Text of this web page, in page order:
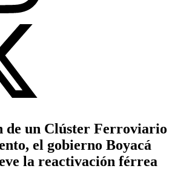
de un Clúster Ferroviario
el gobierno Boyacá
la reactivación férrea